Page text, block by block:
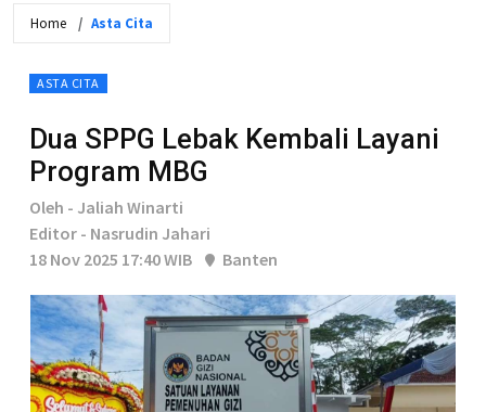
Home Asta Cita
ASTA CITA
Dua SPPG Lebak Kembali Layani
Program MBG
Oleh - Jaliah Winarti
Editor - Nasrudin Jahari
18 Nov 2025 17:40 WIB
Banten